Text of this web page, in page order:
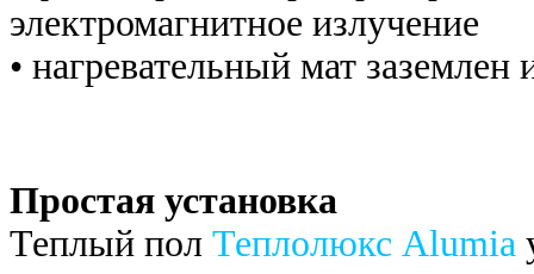
электромагнитное излучение
• нагревательный мат заземлен
Простая установка
Теплый пол Теплолюкс Alumia